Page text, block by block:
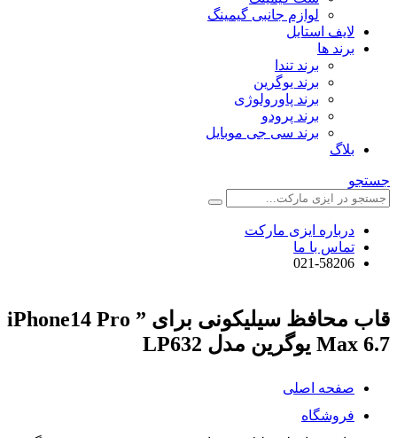
لوازم جانبی گیمینگ
لایف استایل
برند ها
برند تندا
برند یوگرین
برند پاورولوژی
برند پرودو
برند سی جی موبایل
بلاگ
جستجو
درباره ایزی مارکت
تماس با ما
021-58206
قاب محافظ سیلیکونی برای ” iPhone14 Pro
Max 6.7 یوگرین مدل LP632
صفحه اصلی
فروشگاه